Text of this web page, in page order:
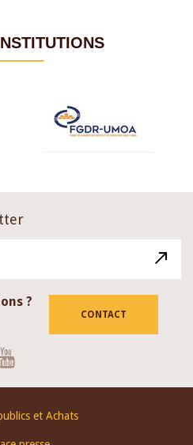
?
CONTACT
et Achats